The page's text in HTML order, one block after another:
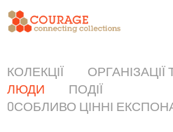
КОЛЕКЦІЇ
ОРГАНІЗАЦІЇ
ЛЮДИ
ПОДІЇ
OСОБЛИВО ЦІННІ